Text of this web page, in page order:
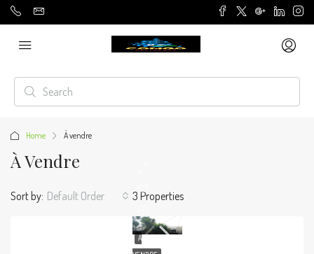
Home À vendre
À Vendre
3 Properties
Sort by: Default Order
À